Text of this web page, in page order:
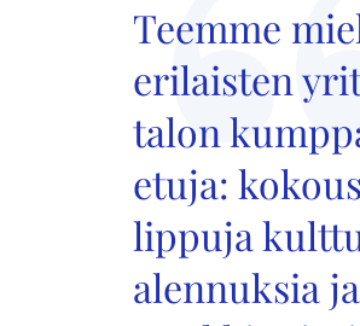
Teemme
erilaisten
talon
etuja:
lippuja
alennuksia ja